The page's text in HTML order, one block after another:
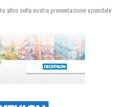
altro nella nostra presentazione aziendale